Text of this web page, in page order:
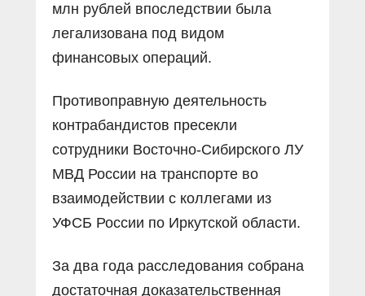
млн рублей впоследствии была
легализована под видом
финансовых операций.
Противоправную деятельность
контрабандистов пресекли
сотрудники Восточно-Сибирского ЛУ
МВД России на транспорте во
взаимодействии с коллегами из
УФСБ России по Иркутской области.
За два года расследования собрана
достаточная доказательственная